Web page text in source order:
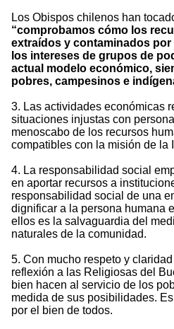
Los Obispos chilenos han
“comprobamos cómo los
extraídos y contaminados
los intereses de grupos de
actual modelo económico,
pobres, campesinos e
3. Las actividades económicas
situaciones injustas con
menoscabo de los recursos
compatibles con la misión de la
4. La responsabilidad social
en aportar recursos a
responsabilidad social de una
dignificar a la persona humana
ellos es la salvaguardia del
naturales de la comunidad.
5. Con mucho respeto y
reflexión a las Religiosas del
bien hacen al servicio de los
medida de sus posibilidades.
por el bien de todos.